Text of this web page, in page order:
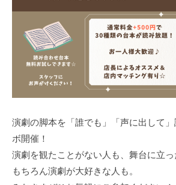
演劇の脚本を「誰でも」「声に出して
ボ開催！
演劇を観たことがない人も、舞台に立っ
もちろん演劇が大好きな人も。